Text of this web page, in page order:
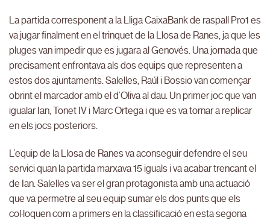
La partida corresponent a la Lliga CaixaBank de raspall Pro1 es
va jugar finalment en el trinquet de la Llosa de Ranes, ja que les
pluges van impedir que es jugara al Genovés. Una jornada que
precisament enfrontava als dos equips que representen a
estos dos ajuntaments. Salelles, Raúl i Bossio van començar
obrint el marcador amb el d’Oliva al dau. Un primer joc que van
igualar Ian, Tonet IV i Marc Ortega i que es va tornar a replicar
en els jocs posteriors.
L’equip de la Llosa de Ranes va aconseguir defendre el seu
servici quan la partida marxava 15 iguals i va acabar trencant el
de Ian. Salelles va ser el gran protagonista amb una actuació
que va permetre al seu equip sumar els dos punts que els
col·loquen com a primers en la classificació en esta segona